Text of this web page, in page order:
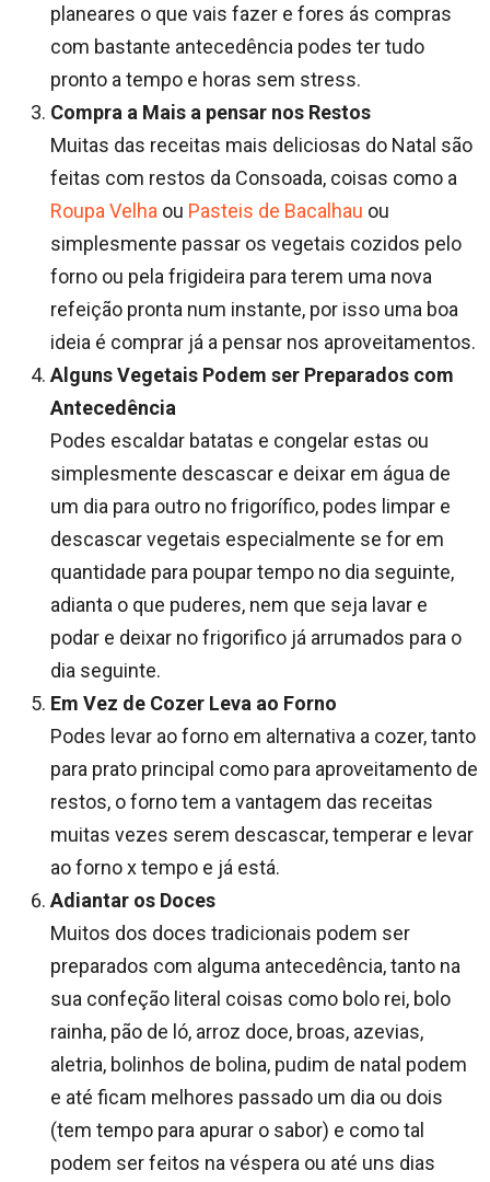
planeares o que vais fazer e fores ás compras
com bastante antecedência podes ter tudo
pronto a tempo e horas sem stress.
Compra a Mais a pensar nos Restos
Muitas das receitas mais deliciosas do Natal são
feitas com restos da Consoada, coisas como a
Roupa Velha ou Pasteis de Bacalhau ou
simplesmente passar os vegetais cozidos pelo
forno ou pela frigideira para terem uma nova
refeição pronta num instante, por isso uma boa
ideia é comprar já a pensar nos aproveitamentos.
Alguns Vegetais Podem ser Preparados com
Antecedência
Podes escaldar batatas e congelar estas ou
simplesmente descascar e deixar em água de
um dia para outro no frigorífico, podes limpar e
descascar vegetais especialmente se for em
quantidade para poupar tempo no dia seguinte,
adianta o que puderes, nem que seja lavar e
podar e deixar no frigorifico já arrumados para o
dia seguinte.
Em Vez de Cozer Leva ao Forno
Podes levar ao forno em alternativa a cozer, tanto
para prato principal como para aproveitamento de
restos, o forno tem a vantagem das receitas
muitas vezes serem descascar, temperar e levar
ao forno x tempo e já está.
Adiantar os Doces
Muitos dos doces tradicionais podem ser
preparados com alguma antecedência, tanto na
sua confeção literal coisas como bolo rei, bolo
rainha, pão de ló, arroz doce, broas, azevias,
aletria, bolinhos de bolina, pudim de natal podem
e até ficam melhores passado um dia ou dois
(tem tempo para apurar o sabor) e como tal
podem ser feitos na véspera ou até uns dias